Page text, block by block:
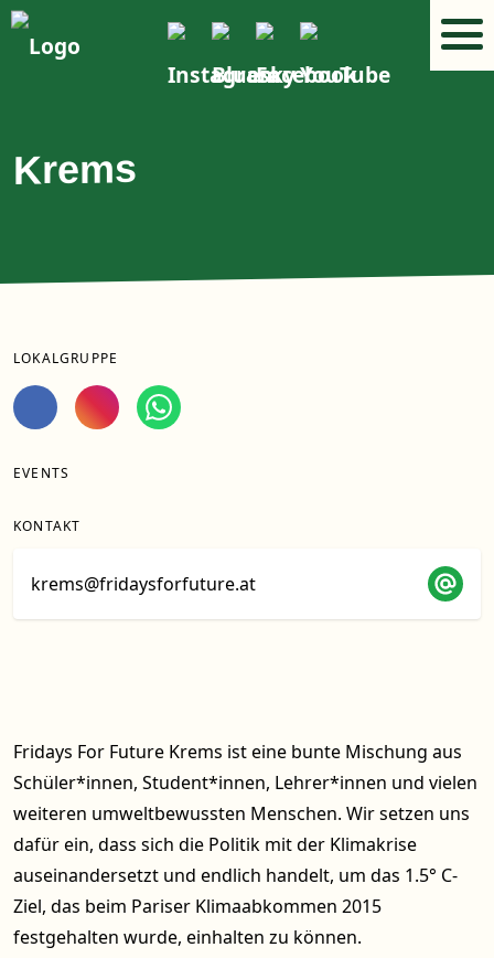
Krems
LOKALGRUPPE
EVENTS
KONTAKT
krems@fridaysforfuture.at
Fridays For Future Krems ist eine bunte Mischung aus
Schüler*innen, Student*innen, Lehrer*innen und vielen
weiteren umweltbewussten Menschen. Wir setzen uns
dafür ein, dass sich die Politik mit der Klimakrise
auseinandersetzt und endlich handelt, um das 1.5° C-
Ziel, das beim Pariser Klimaabkommen 2015
festgehalten wurde, einhalten zu können.